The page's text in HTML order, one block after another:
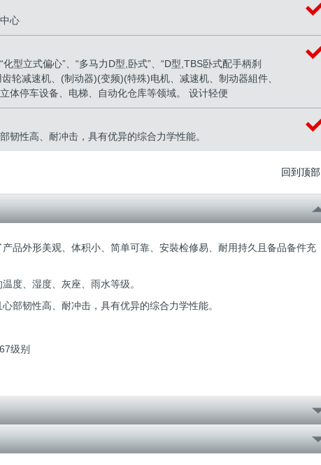
心
型立式偏心”、“多马力D型,卧式”、“D型,TBS卧式配手柄刹
轮减速机、(制动器)(变频)(特殊)电机、减速机、制动器組件、
体停车设备、电梯、自动化仓库等领域。 设计轻便
性高、耐冲击，具有优异的综合力学性能。
回到顶部
品外形美观、体积小、简单可靠、安裝检修易、耐用持久且备品备件充
度、湿度、灰座、雨水等级。
部韧性高、耐冲击，具有优异的综合力学性能。
级别